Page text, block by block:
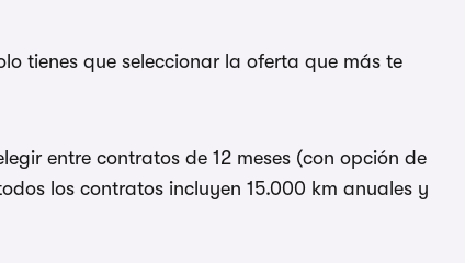
tienes que seleccionar la oferta que más te
entre contratos de 12 meses (con opción de
los contratos incluyen 15.000 km anuales y